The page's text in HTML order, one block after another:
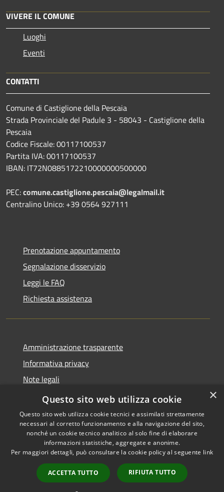
VIVERE IL COMUNE
Luoghi
Eventi
CONTATTI
Comune di Castiglione della Pescaia
Strada Provinciale del Padule 3 - 58043 - Castiglione della
Pescaia
Codice Fiscale: 00117100537
Partita IVA: 00117100537
IBAN: IT72N0885172210000000500000
PEC:comune.castiglione.pescaia@legalmail.it
Centralino Unico: +39 0564 927111
Prenotazione appuntamento
Segnalazione disservizio
Leggi le FAQ
Richiesta assistenza
Amministrazione trasparente
Informativa privacy
Note legali
Dichiarazione di accessibilità
Accessibilità
Copyright © 2026 • Comune di
Castiglione della Pescaia •
Powered byMunicipium
Accesso redazione
×
Questo sito web utilizza cookie
Questo sito web utilizza cookie tecnici e assimilati strettamente
necessari al corretto funzionamento e alla navigazione del sito,
nonché un cookie tecnico analitico al solo fine di elaborare
informazioni statistiche, aggregate e anonime.
Per maggiori dettagli, può consultare la cookie policy al seguente link
ACCETTA TUTTO RIFIUTA TUTTO